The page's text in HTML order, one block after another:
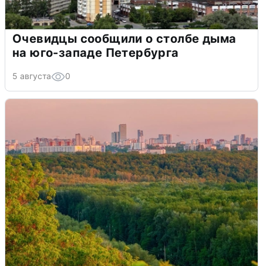
Очевидцы сообщили о столбе дыма
на юго-западе Петербурга
5 августа 0